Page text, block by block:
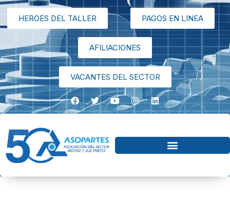
HEROES DEL TALLER PAGOS EN LINEA
AFILIACIONES
VACANTES DEL SECTOR